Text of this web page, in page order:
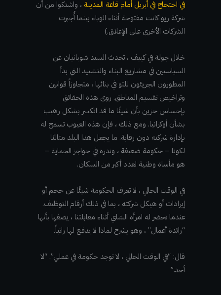
في احتجاج في أبريل أمام قاعة المدينة ، واشتكوا من أن
شركة ريو كانت مفتوحة أثناء الوباء بينما أُجبرت
الشركات الأخرى على الإغلاق.)
خلال جولة في كييف ، تحدث السيد شوبانيان عن
السياسيين في مشاريع البناء والتشييد التي بدأ
المطورون الجريئون للتو في بنائها ، متجاوزاً قوانين
وتراخيص تقسيم المناطق. روى هذه الحقائق
بإحساس حزين بأن شيئًا ما قد انكسر بشكل رهيب
بشأن أوكرانيا. ومع ذلك ، فإن هذه العيوب تسمح له
بإدارة شركته دون رقابة. ما يجعل هذا البلد مثاليًا
لكونا – حكومة ضعيفة ، وندرة في حواجز الحماية –
هو مأساة وطنية لعدد أكبر من السكان.
في الوقت الحالي ، لا تعرف الحكومة شيئًا عن حجم أو
إيرادات أو هيكل شركته ، بما في ذلك أرقام التوظيف.
عندما تحضر له امرأة الشاي أثناء مقابلتنا ، يصفها بأنها
“رائدة أعمال” ، وهو يشرح لماذا لا يدفع لها راتباً.
قال: “في الوقت الحالي ، لا توجد حكومة في عملي”. “لا
أحد.”